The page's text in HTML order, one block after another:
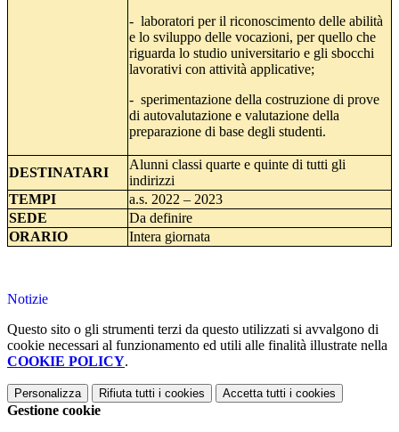
- laboratori per il riconoscimento delle abilità
e lo sviluppo delle vocazioni, per quello che
riguarda lo studio universitario e gli sbocchi
lavorativi con attività applicative;
- sperimentazione della costruzione di prove
di autovalutazione e valutazione della
preparazione di base degli studenti.
DESTINATARI
Alunni classi quarte e quinte di tutti gli
indirizzi
TEMPI
a.s. 2022 – 2023
SEDE
Da definire
ORARIO
Intera giornata
Notizie
Questo sito o gli strumenti terzi da questo utilizzati si avvalgono di
cookie necessari al funzionamento ed utili alle finalità illustrate nella
COOKIE POLICY.
Personalizza Rifiuta tutti i cookies Accetta tutti i cookies
Gestione cookie